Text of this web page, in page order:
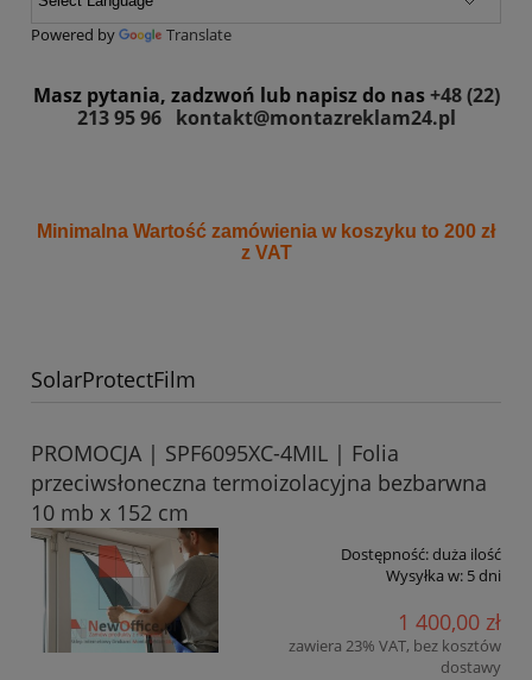
Powered by Translate
Masz pytania, zadzwoń lub napisz do nas+48 (22)
213 95 96
kontakt@montazreklam24.pl
Minimalna Wartość zamówienia w koszyku to 200 zł
z VAT
SolarProtectFilm
PROMOCJA | SPF6095XC-4MIL | Folia
przeciwsłoneczna termoizolacyjna bezbarwna
10 mb x 152 cm
Dostępność:duża ilość
Wysyłka w: 5 dni
1 400,00 zł
zawiera 23% VAT, bez kosztów
dostawy